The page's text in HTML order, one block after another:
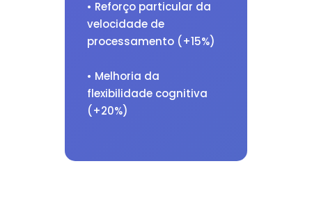
• Reforço particular da
velocidade de
processamento (+15%)
• Melhoria da
flexibilidade cognitiva
(+20%)